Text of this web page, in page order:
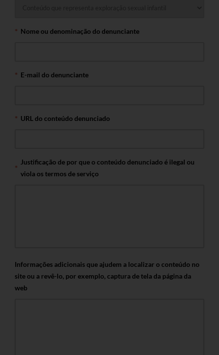
Nome ou denominação do denunciante
E-mail do denunciante
URL do conteúdo denunciado
Justificação de por que o conteúdo denunciado é ilegal ou
viola os termos de serviço
Informações adicionais que ajudem a localizar o conteúdo no
site ou a revê-lo, por exemplo, captura de tela da página da
web